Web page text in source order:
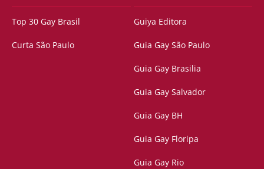
Top 30 Gay Brasil
Curta São Paulo
Guiya Editora
Guia Gay São Paulo
Guia Gay Brasilia
Guia Gay Salvador
Guia Gay BH
Guia Gay Floripa
Guia Gay Rio